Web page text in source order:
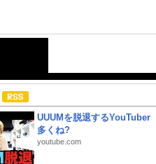
UUUMを脱退するYouTuber
多くね?
youtube.com